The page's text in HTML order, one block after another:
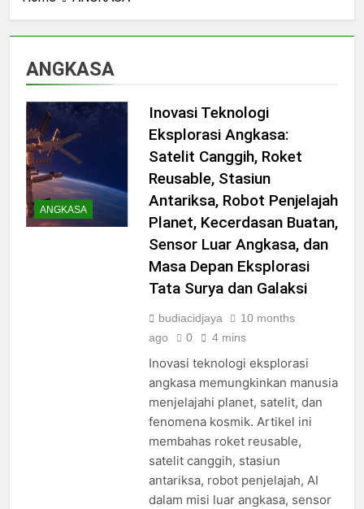
ANGKASA
ANGKASA
Inovasi Teknologi
Eksplorasi Angkasa:
Satelit Canggih, Roket
Reusable, Stasiun
Antariksa, Robot Penjelajah
Planet, Kecerdasan Buatan,
Sensor Luar Angkasa, dan
Masa Depan Eksplorasi
Tata Surya dan Galaksi
budiacidjaya
10 months
ago
0 4 mins
Inovasi teknologi eksplorasi
angkasa memungkinkan manusia
menjelajahi planet, satelit, dan
fenomena kosmik. Artikel ini
membahas roket reusable,
satelit canggih, stasiun
antariksa, robot penjelajah, AI
dalam misi luar angkasa, sensor